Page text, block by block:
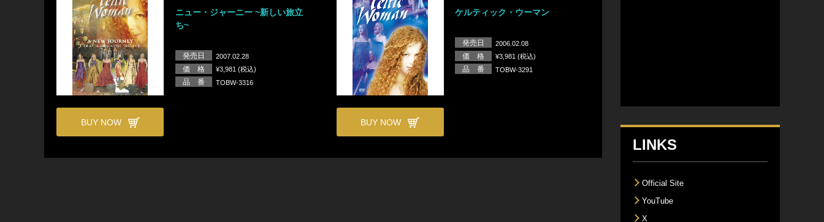
BUY NOW
ニュー・ジャーニー ~新しい旅立
ち~
発売日 2007.02.28
価 格 ¥3,981 (税込)
品 番 TOBW-3316
BUY NOW
ケルティック・ウーマン
発売日 2006.02.08
価 格 ¥3,981 (税込)
品 番 TOBW-3291
LINKS
Official Site
YouTube
X